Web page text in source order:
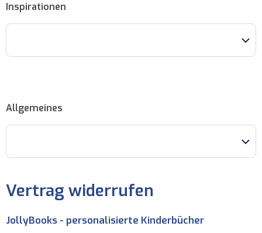
Inspirationen
Allgemeines
Vertrag widerrufen
JollyBooks - personalisierte Kinderbücher